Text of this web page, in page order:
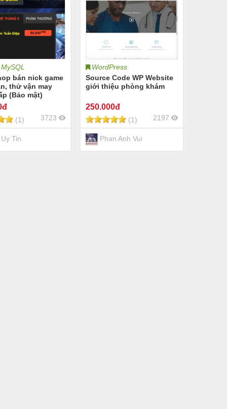
bán nick game
thử vận may
(Bảo mật)
(1) 3723
Tin
WordPress
Source Code WP Website
giới thiệu phòng khám
250.000đ
(1) 2197
Phan Anh Vui